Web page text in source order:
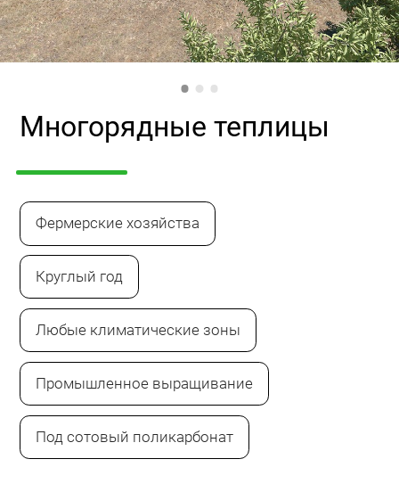
Многорядные теплицы
Фермерские хозяйства
Круглый год
Любые климатические зоны
Промышленное выращивание
Под сотовый поликарбонат